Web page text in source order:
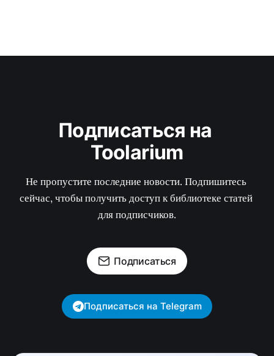
Подписаться на
Toolarium
Не пропустите последние новости. Подпишитесь
сейчас, чтобы получить доступ к библиотеке статей
для подписчиков.
Подписаться
Подписаться на Telegram